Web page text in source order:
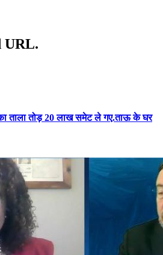
URL.
का ताला तोड़ 20 लाख समेट ले गए.ताऊ के घर